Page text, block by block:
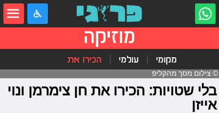
מוזיקה
מקומי עולמי הכירו את
© צילום מסך מהקליפ
בלי שטויות: הכירו את חן צימרמן ונוי
אייזן